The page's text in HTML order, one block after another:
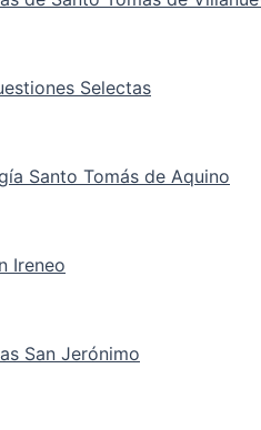
Selectas
Santo Tomás de Aquino
Ireneo
San Jerónimo